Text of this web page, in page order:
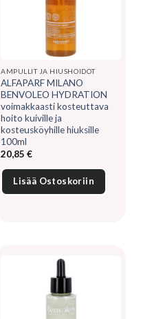
AMPULLIT JA HIUSHOIDOT
ALFAPARF MILANO
BENVOLEO HYDRATION
voimakkaasti kosteuttava
hoito kuiville ja
kosteusköyhille hiuksille
100ml
20,85€
Lisää Ostoskoriin